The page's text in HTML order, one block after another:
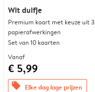
Wit duifje
Premium kaart met keuze uit 3
papierafwerkingen
Set van 10 kaarten
Vanaf
€ 5,99
offers Elke dag lage prijzen